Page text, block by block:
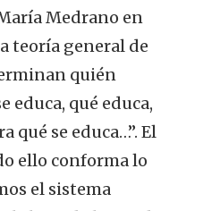
Medrano en
teoría general de
quién
educa, qué educa,
qué se educa…”. El
ello conforma lo
el sistema